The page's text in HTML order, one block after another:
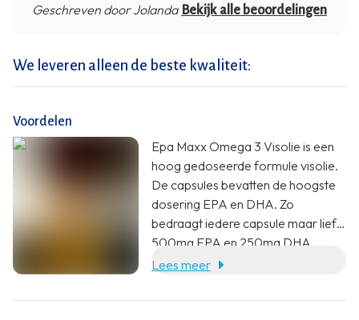
Geschreven door Jolanda Bekijk alle beoordelingen
We leveren alleen de beste kwaliteit:
Voordelen
Epa Maxx Omega 3 Visolie is een
hoog gedoseerde formule visolie.
De capsules bevatten de hoogste
dosering EPA en DHA. Zo
bedraagt iedere capsule maar liefst
500mg EPA en 250mg DHA.
Lees meer